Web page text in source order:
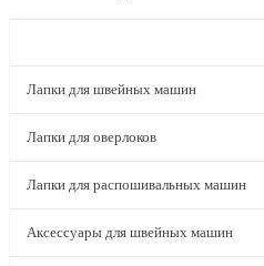
Лапки для швейных машин
Лапки для оверлоков
Лапки для распошивальных машин
Аксессуары для швейных машин